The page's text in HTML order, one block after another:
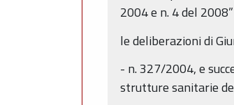
2004 e n. 4 del
le deliberazioni di
- n. 327/2004, e
strutture sanitarie